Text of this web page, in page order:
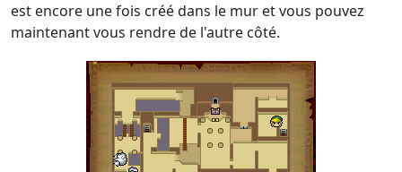
est encore une fois créé dans le mur et vous pouvez
maintenant vous rendre de l'autre côté.